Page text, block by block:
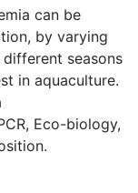
can be
by varying
seasons
in aquaculture.
Eco-biology,